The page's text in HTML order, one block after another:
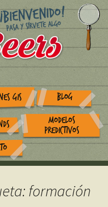
GIS BLOG
MODELOS
PREDICTIVOS
formación